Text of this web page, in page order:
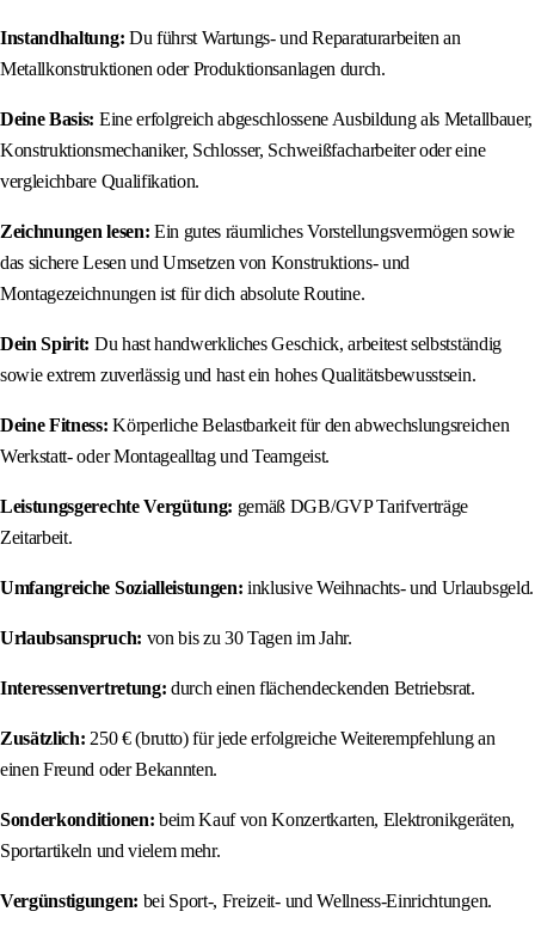
Instandhaltung: Du führst Wartungs- und Reparaturarbeiten an
Metallkonstruktionen oder Produktionsanlagen durch.
Deine Basis: Eine erfolgreich abgeschlossene Ausbildung als Metallbauer,
Konstruktionsmechaniker, Schlosser, Schweißfacharbeiter oder eine
vergleichbare Qualifikation.
Zeichnungen lesen: Ein gutes räumliches Vorstellungsvermögen sowie
das sichere Lesen und Umsetzen von Konstruktions- und
Montagezeichnungen ist für dich absolute Routine.
Dein Spirit: Du hast handwerkliches Geschick, arbeitest selbstständig
sowie extrem zuverlässig und hast ein hohes Qualitätsbewusstsein.
Deine Fitness: Körperliche Belastbarkeit für den abwechslungsreichen
Werkstatt- oder Montagealltag und Teamgeist.
Leistungsgerechte Vergütung: gemäß DGB/GVP Tarifverträge
Zeitarbeit.
Umfangreiche Sozialleistungen: inklusive Weihnachts- und Urlaubsgeld.
Urlaubsanspruch: von bis zu 30 Tagen im Jahr.
Interessenvertretung: durch einen flächendeckenden Betriebsrat.
Zusätzlich: 250 € (brutto) für jede erfolgreiche Weiterempfehlung an
einen Freund oder Bekannten.
Sonderkonditionen: beim Kauf von Konzertkarten, Elektronikgeräten,
Sportartikeln und vielem mehr.
Vergünstigungen: bei Sport-, Freizeit- und Wellness-Einrichtungen.